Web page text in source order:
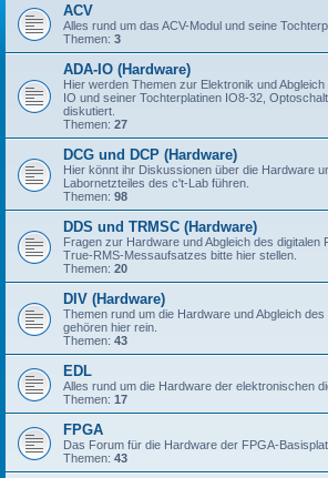
ACV
Alles rund um das ACV-Modul und seine
Themen: 3
ADA-IO (Hardware)
Hier werden Themen zur Elektronik und
IO und seiner Tochterplatinen IO8-32,
diskutiert.
Themen: 27
DCG und DCP (Hardware)
Hier könnt ihr Diskussionen über die Hardware
Labornetzteiles des c't-Lab führen.
Themen: 98
DDS und TRMSC (Hardware)
Fragen zur Hardware und Abgleich des digitalen
True-RMS-Messaufsatzes bitte hier stellen.
Themen: 20
DIV (Hardware)
Themen rund um die Hardware und Abgleich
gehören hier rein.
Themen: 43
EDL
Alles rund um die Hardware der elektronischen
Themen: 17
FPGA
Das Forum für die Hardware der FPGA-
Themen: 43